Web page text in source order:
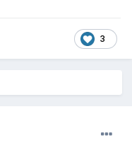
3